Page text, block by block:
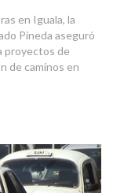
en Iguala, la
Pineda aseguró
proyectos de
de caminos en